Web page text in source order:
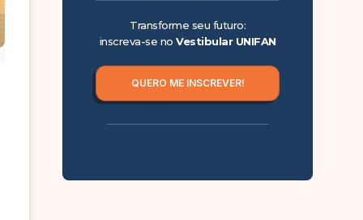
Transforme seu futuro:
inscreva-se noVestibular UNIFAN
QUERO ME INSCREVER!